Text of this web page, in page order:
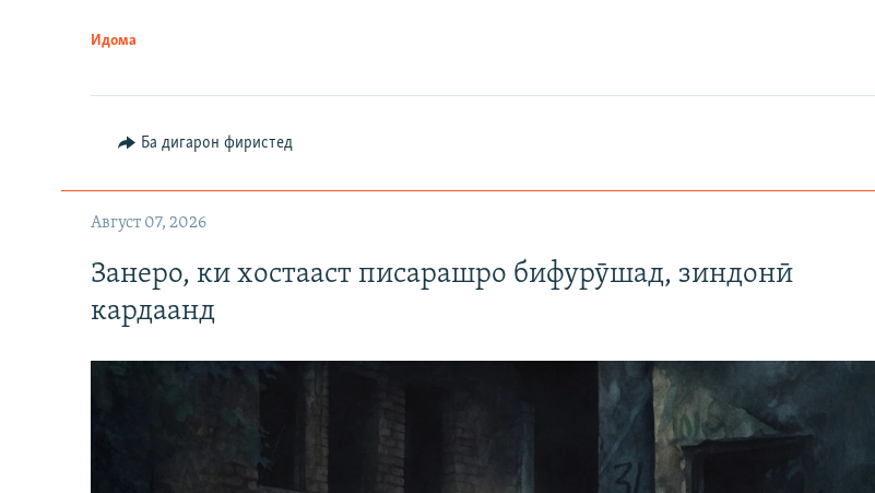
Идома
Ба дигарон фиристед
Август 07, 2026
Занеро, ки хостааст писарашро бифурӯшад, зиндонӣ
кардаанд